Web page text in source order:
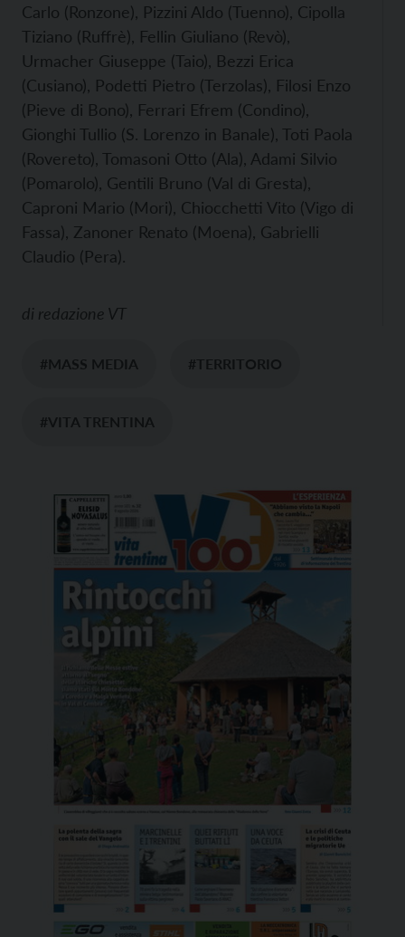
Carlo (Ronzone), Pizzini Aldo (Tuenno), Cipolla
Tiziano (Ruffrè), Fellin Giuliano (Revò),
Urmacher Giuseppe (Taio), Bezzi Erica
(Cusiano), Podetti Pietro (Terzolas), Filosi Enzo
(Pieve di Bono), Ferrari Efrem (Condino),
Gionghi Tullio (S. Lorenzo in Banale), Toti Paola
(Rovereto), Tomasoni Otto (Ala), Adami Silvio
(Pomarolo), Gentili Bruno (Val di Gresta),
Caproni Mario (Mori), Chiocchetti Vito (Vigo di
Fassa), Zanoner Renato (Moena), Gabrielli
Claudio (Pera).
di redazione VT
#MASS MEDIA #TERRITORIO
#VITA TRENTINA